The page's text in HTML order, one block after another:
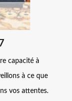
capacité à
à ce que
vos attentes.